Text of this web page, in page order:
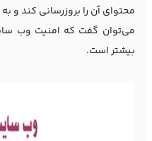
محتوای آن را بروزرسانی کند و
می‌توان گفت که امنیت وب
بیشتر است.